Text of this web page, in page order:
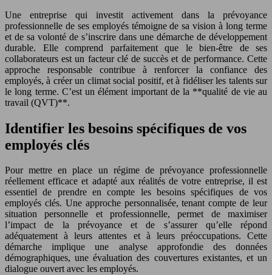
Une entreprise qui investit activement dans la prévoyance
professionnelle de ses employés témoigne de sa vision à long terme
et de sa volonté de s’inscrire dans une démarche de développement
durable. Elle comprend parfaitement que le bien-être de ses
collaborateurs est un facteur clé de succès et de performance. Cette
approche responsable contribue à renforcer la confiance des
employés, à créer un climat social positif, et à fidéliser les talents sur
le long terme. C’est un élément important de la **qualité de vie au
travail (QVT)**.
Identifier les besoins spécifiques de vos
employés clés
Pour mettre en place un régime de prévoyance professionnelle
réellement efficace et adapté aux réalités de votre entreprise, il est
essentiel de prendre en compte les besoins spécifiques de vos
employés clés. Une approche personnalisée, tenant compte de leur
situation personnelle et professionnelle, permet de maximiser
l’impact de la prévoyance et de s’assurer qu’elle répond
adéquatement à leurs attentes et à leurs préoccupations. Cette
démarche implique une analyse approfondie des données
démographiques, une évaluation des couvertures existantes, et un
dialogue ouvert avec les employés.